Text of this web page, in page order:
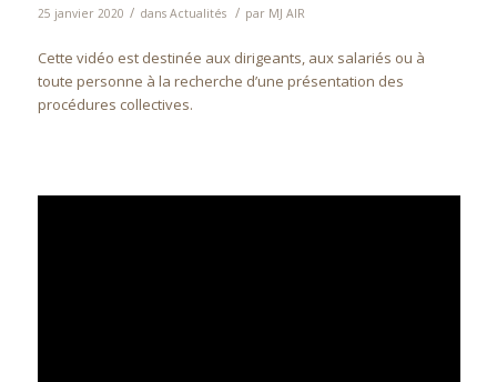
25 janvier 2020 / dans Actualités / par MJ AIR
Cette vidéo est destinée aux dirigeants, aux salariés ou à
toute personne à la recherche d’une présentation des
procédures collectives.